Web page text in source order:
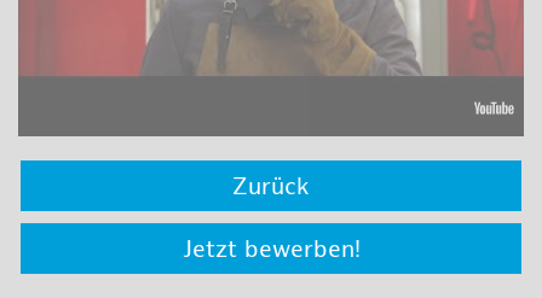
Zurück
Jetzt bewerben!